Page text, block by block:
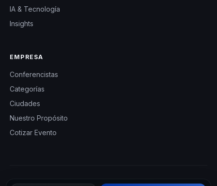
IA & Tecnología
Insights
EMPRESA
Conferencistas
Categorías
Ciudades
Nuestro Propósito
Cotizar Evento